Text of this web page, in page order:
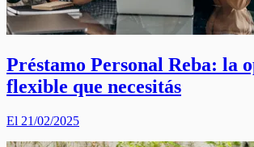
Préstamo Personal Reba: la
flexible que necesitás
El 21/02/2025